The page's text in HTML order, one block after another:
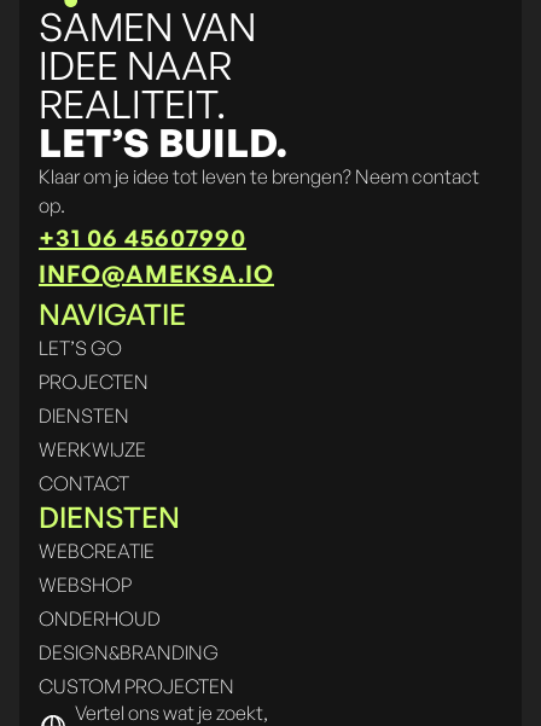
SAMEN VAN
IDEE NAAR
REALITEIT.
LET’S BUILD.
Klaar om je idee tot leven te brengen? Neem contact
op.
+31 06 45607990
INFO@AMEKSA.IO
NAVIGATIE
LET’S GO
PROJECTEN
DIENSTEN
WERKWIJZE
CONTACT
DIENSTEN
WEBCREATIE
WEBSHOP
ONDERHOUD
DESIGN&BRANDING
CUSTOM PROJECTEN
Vertel ons wat je zoekt,